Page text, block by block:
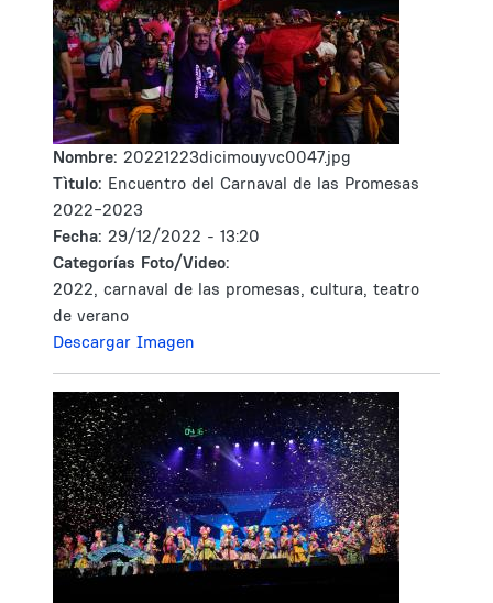
Nombre: 20221223dicimouyvc0047.jpg
Tìtulo: Encuentro del Carnaval de las Promesas
2022-2023
Fecha: 29/12/2022 - 13:20
Categorías Foto/Video:
2022, carnaval de las promesas, cultura, teatro
de verano
Descargar Imagen